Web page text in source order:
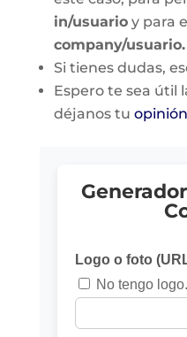
in/usuarioy para
company/usuario.
Si tienes dudas,
Espero te sea útil
déjanos tu opinión
Logo o foto
No tengo logo.